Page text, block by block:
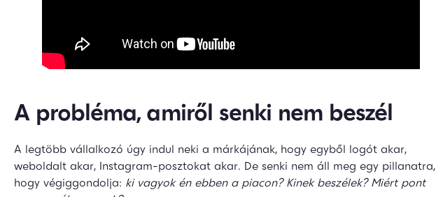
A probléma, amiről senki nem beszél
A legtöbb vállalkozó úgy indul neki a márkájának, hogy egyből logót akar,
weboldalt akar, Instagram-posztokat akar. De senki nem áll meg egy pillanatra,
hogy végiggondolja: ki vagyok én ebben a piacon? Kinek beszélek? Miért pont